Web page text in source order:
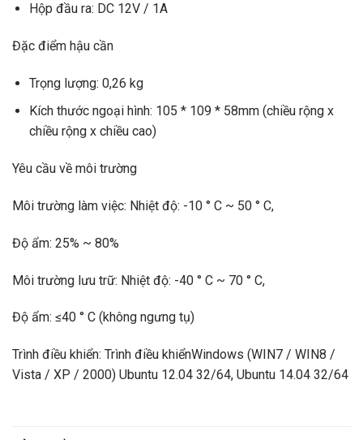
Hộp đầu ra: DC 12V / 1A
Đặc điểm hậu cần
Trọng lượng: 0,26 kg
Kích thước ngoại hình: 105 * 109 * 58mm (chiều rộng x
chiều rộng x chiều cao)
Yêu cầu về môi trường
Môi trường làm việc: Nhiệt độ: -10 ° C ~ 50 ° C,
Độ ẩm: 25% ~ 80%
Môi trường lưu trữ: Nhiệt độ: -40 ° C ~ 70 ° C,
Độ ẩm: ≤40 ° C (không ngưng tụ)
Trình điều khiển: Trình điều khiểnWindows (WIN7 / WIN8 /
Vista / XP / 2000) Ubuntu 12.04 32/64, Ubuntu 14.04 32/64